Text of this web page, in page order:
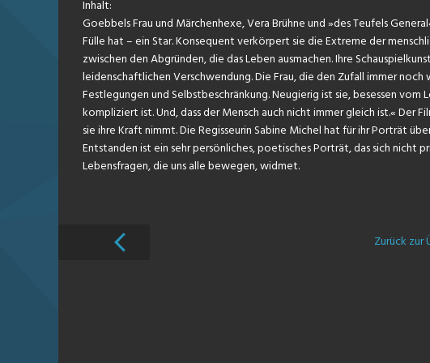
Inhalt:
Goebbels Frau und Märchenhexe, Vera Brühne und »des Teufels
Fülle hat – ein Star. Konsequent verkörpert sie die Extreme der
zwischen den Abgründen, die das Leben ausmachen. Ihre
leidenschaftlichen Verschwendung. Die Frau, die den Zufall immer
Festlegungen und Selbstbeschränkung. Neugierig ist sie, besessen vom
kompliziert ist. Und, dass der Mensch auch nicht immer gleich ist.« Der
sie ihre Kraft nimmt. Die Regisseurin Sabine Michel hat für ihr Porträt
Entstanden ist ein sehr persönliches, poetisches Porträt, das sich nicht
Lebensfragen, die uns alle bewegen, widmet.
Zurück zur